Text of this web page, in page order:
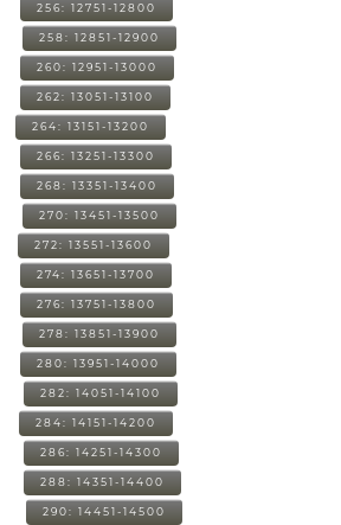
256: 12751-12800
258: 12851-12900
260: 12951-13000
262: 13051-13100
264: 13151-13200
266: 13251-13300
268: 13351-13400
270: 13451-13500
272: 13551-13600
274: 13651-13700
276: 13751-13800
278: 13851-13900
280: 13951-14000
282: 14051-14100
284: 14151-14200
286: 14251-14300
288: 14351-14400
290: 14451-14500